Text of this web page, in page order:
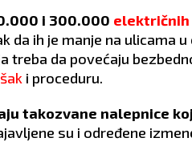
i 300.000
da ih je manje na ulicama
treba da povećaju
i proceduru.
takozvane nalepnice
su i određene